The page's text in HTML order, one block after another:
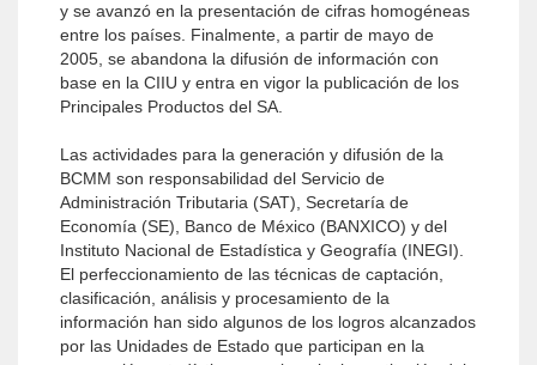
y se avanzó en la presentación de cifras homogéneas
entre los países. Finalmente, a partir de mayo de
2005, se abandona la difusión de información con
base en la CIIU y entra en vigor la publicación de los
Principales Productos del SA.
Las actividades para la generación y difusión de la
BCMM son responsabilidad del Servicio de
Administración Tributaria (SAT), Secretaría de
Economía (SE), Banco de México (BANXICO) y del
Instituto Nacional de Estadística y Geografía (INEGI).
El perfeccionamiento de las técnicas de captación,
clasificación, análisis y procesamiento de la
información han sido algunos de los logros alcanzados
por las Unidades de Estado que participan en la